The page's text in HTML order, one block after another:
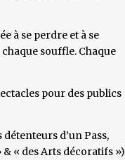
à se perdre et à se
souffle. Chaque
pour des publics
d’un Pass,
& « des Arts décoratifs »)